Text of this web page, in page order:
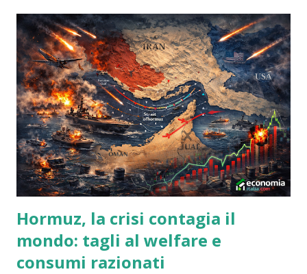
Hormuz, la crisi contagia il
mondo: tagli al welfare e
consumi razionati